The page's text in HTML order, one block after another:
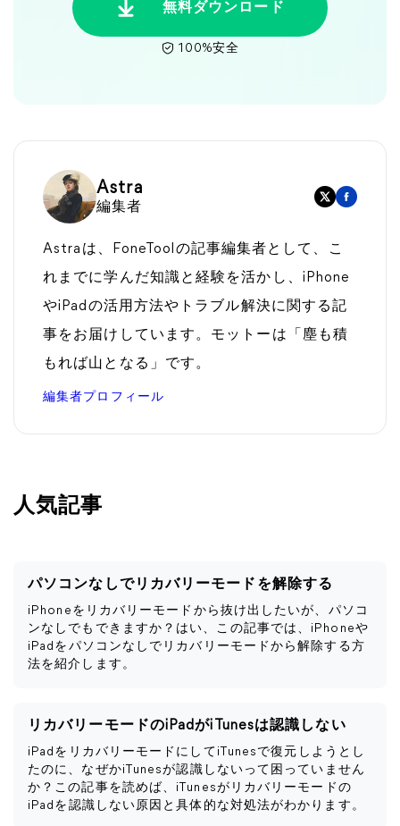
無料ダウンロード
100%安全
Astra
編集者
Astraは、FoneToolの記事編集者として、こ
れまでに学んだ知識と経験を活かし、iPhone
やiPadの活用方法やトラブル解決に関する記
事をお届けしています。モットーは「塵も積
もれば山となる」です。
編集者プロフィール
人気記事
パソコンなしでリカバリーモードを解除する
iPhoneをリカバリーモードから抜け出したいが、パソコ
ンなしでもできますか？はい、この記事では、iPhoneや
iPadをパソコンなしでリカバリーモードから解除する方
法を紹介します。
リカバリーモードのiPadがiTunesは認識しない
iPadをリカバリーモードにしてiTunesで復元しようとし
たのに、なぜかiTunesが認識しないって困っていません
か？この記事を読めば、iTunesがリカバリーモードの
iPadを認識しない原因と具体的な対処法がわかります。